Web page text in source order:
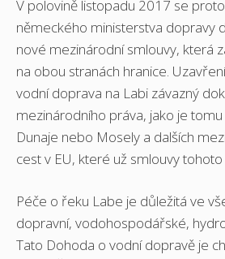
V polovině listopadu 2017 se
německého ministerstva dopravy
nové mezinárodní smlouvy, která
na obou stranách hranice.
vodní doprava na Labi závazný
mezinárodního práva, jako je
Dunaje nebo Mosely a dalších
cest v EU, které už smlouvy
Péče o řeku Labe je důležitá ve
dopravní, vodohospodářské,
Tato Dohoda o vodní dopravě je